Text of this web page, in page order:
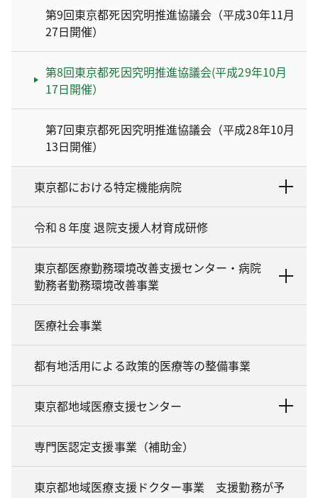
第9回東京都死因究明推進協議会（平成30年11月
27日開催）
第8回東京都死因究明推進協議会(平成29年10月
17日開催）
第7回東京都死因究明推進協議会（平成28年10月
13日開催）
東京都における特定機能病院
令和８年度 退院支援人材育成研修
東京都医療勤務環境改善支援センター・病院
勤務者勤務環境改善事業
医療社会事業
都有地活用による政策的医療等の整備事業
東京都地域医療支援センター
専門医認定支援事業（補助金）
東京都地域医療支援ドクター事業 支援勤務が予